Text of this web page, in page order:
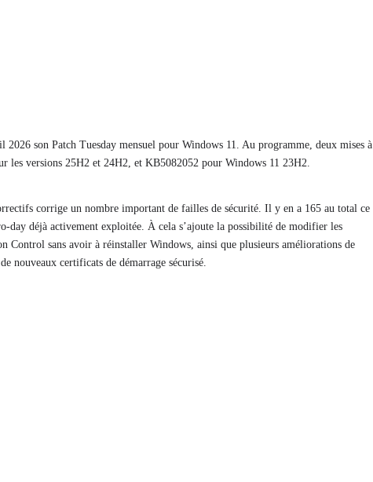
son Patch Tuesday mensuel pour Windows 11. Au programme, deux mises à
les versions 25H2 et 24H2, et KB5082052 pour Windows 11 23H2.
corrige un nombre important de failles de sécurité. Il y en a 165 au total ce
day déjà activement exploitée. À cela s’ajoute la possibilité de modifier les
Control sans avoir à réinstaller Windows, ainsi que plusieurs améliorations de
nouveaux certificats de démarrage sécurisé.